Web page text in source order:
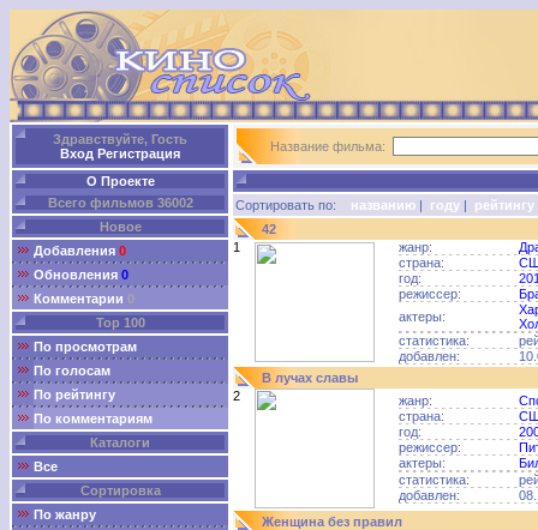
Здравствуйте, Гость
Вход Регистрация
О Проекте
Всего фильмов 36002
Новое
Добавления 0
Обновления 0
Комментарии 0
Top 100
По просмотрам
По голосам
По рейтингу
По комментариям
Каталоги
Все
Сортировка
По жанру
Название фильма:
Сортировать по: названию | году | рейтингу
42
1
жанр:
страна:
год:
режиссер:
актеры:
статистика:
добавлен:
В лучах славы
2
жанр:
страна:
год:
режиссер:
актеры:
статистика:
добавлен:
Женщина без правил